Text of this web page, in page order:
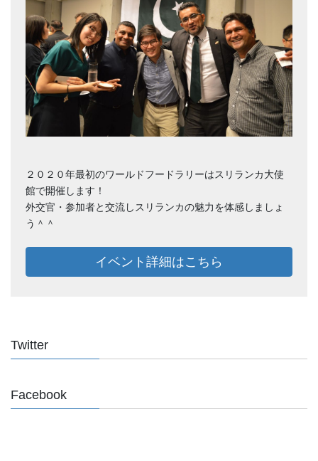
２０２０年最初のワールドフードラリーはスリランカ大使
館で開催します！
外交官・参加者と交流しスリランカの魅力を体感しましょ
う＾＾
イベント詳細はこちら
Twitter
Facebook